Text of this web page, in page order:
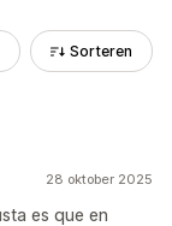
Sorteren
28 oktober 2025
es que en